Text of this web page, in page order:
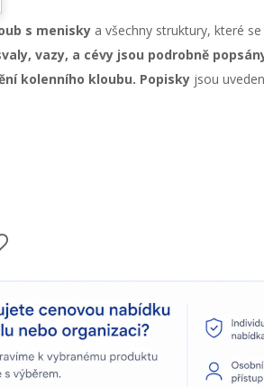
s menisky a všechny struktury, které
vazy, a cévy jsou podrobně
kolenního kloubu. Popisky jsou